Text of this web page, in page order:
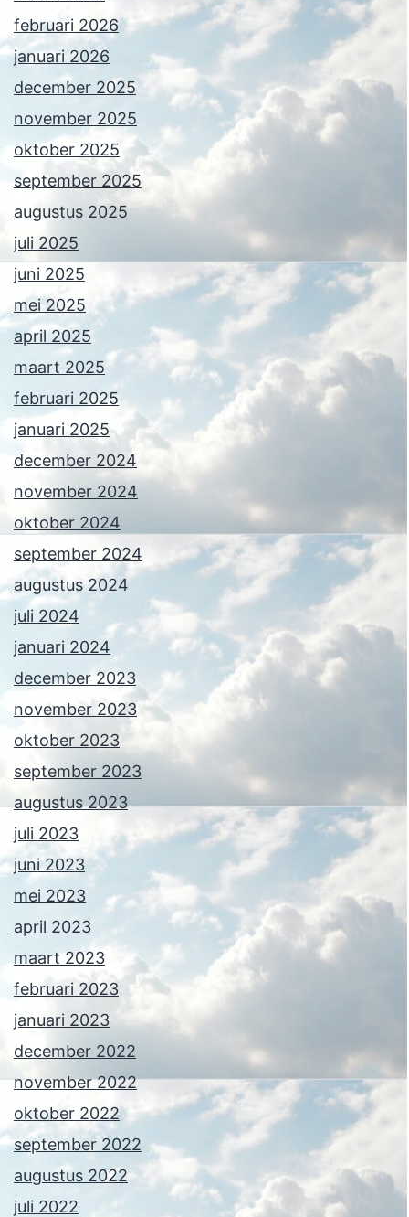
februari 2026
januari 2026
december 2025
november 2025
oktober 2025
september 2025
augustus 2025
juli 2025
juni 2025
mei 2025
april 2025
maart 2025
februari 2025
januari 2025
december 2024
november 2024
oktober 2024
september 2024
augustus 2024
juli 2024
januari 2024
december 2023
november 2023
oktober 2023
september 2023
augustus 2023
juli 2023
juni 2023
mei 2023
april 2023
maart 2023
februari 2023
januari 2023
december 2022
november 2022
oktober 2022
september 2022
augustus 2022
juli 2022